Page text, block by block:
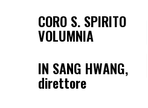
CORO S. SPIRITO
VOLUMNIA
IN SANG HWANG,
direttore